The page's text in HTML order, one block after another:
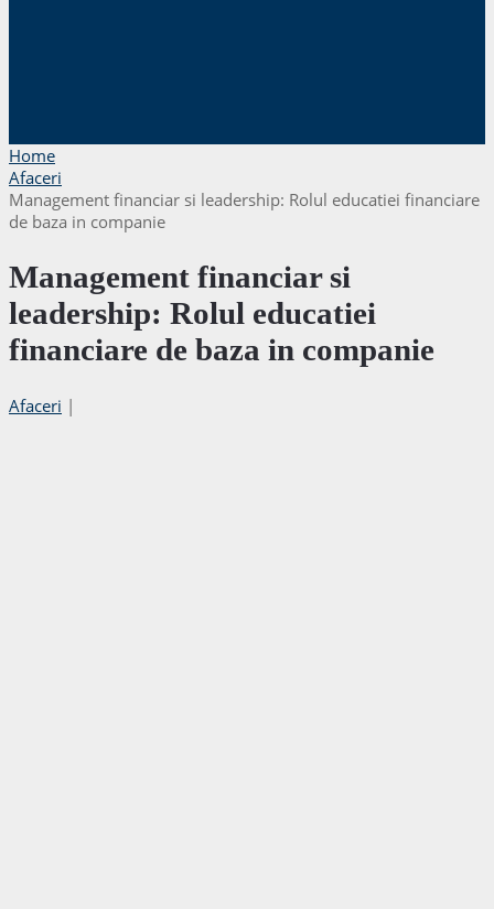
Home
Afaceri
Management financiar si leadership: Rolul educatiei financiare
de baza in companie
Management financiar si
leadership: Rolul educatiei
financiare de baza in companie
Afaceri |